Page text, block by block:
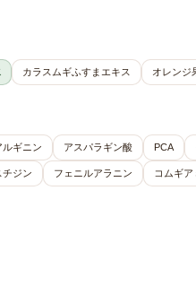
カラスムギふすまエキス オレンジ
ルギニン アスパラギン酸 PCA
チジン フェニルアラニン コムギア